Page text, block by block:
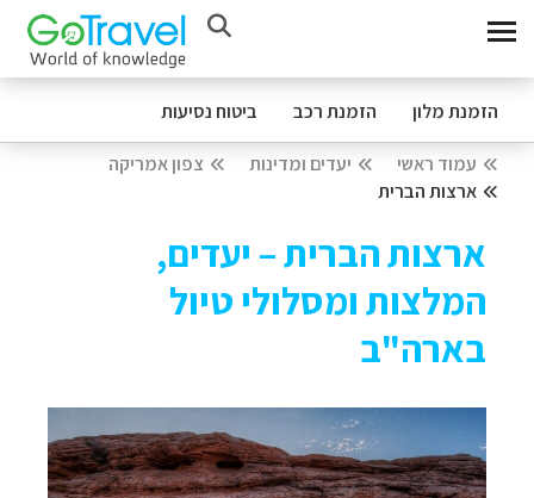
הזמנת מלון הזמנת רכב ביטוח נסיעות
עמוד ראשי יעדים ומדינות
צפון אמריקה
ארצות הברית
ארצות הברית – יעדים,
המלצות ומסלולי טיול
בארה"ב